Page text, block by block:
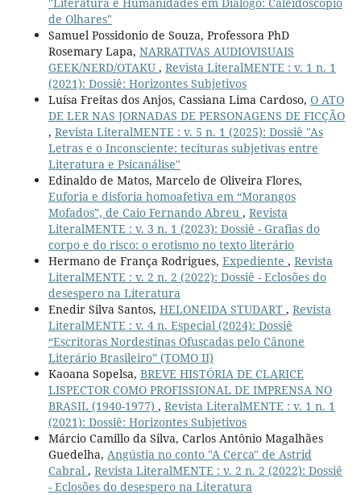
de Olhares"
Samuel Possidonio de Souza, Professora PhD
Rosemary Lapa, NARRATIVAS AUDIOVISUAIS
GEEK/NERD/OTAKU , Revista LiteralMENTE : v. 1 n. 1
(2021): Dossiê: Horizontes Subjetivos
Luísa Freitas dos Anjos, Cassiana Lima Cardoso, O ATO
DE LER NAS JORNADAS DE PERSONAGENS DE FICÇÃO
, Revista LiteralMENTE : v. 5 n. 1 (2025): Dossiê "As
Letras e o Inconsciente: tecituras subjetivas entre
Literatura e Psicanálise"
Edinaldo de Matos, Marcelo de Oliveira Flores,
Euforia e disforia homoafetiva em “Morangos
Mofados”, de Caio Fernando Abreu , Revista
LiteralMENTE : v. 3 n. 1 (2023): Dossiê - Grafias do
corpo e do risco: o erotismo no texto literário
Hermano de França Rodrigues, Expediente , Revista
LiteralMENTE : v. 2 n. 2 (2022): Dossiê - Eclosões do
desespero na Literatura
Enedir Silva Santos, HELONEIDA STUDART , Revista
LiteralMENTE : v. 4 n. Especial (2024): Dossiê
“Escritoras Nordestinas Ofuscadas pelo Cânone
Literário Brasileiro” (TOMO II)
Kaoana Sopelsa, BREVE HISTÓRIA DE CLARICE
LISPECTOR COMO PROFISSIONAL DE IMPRENSA NO
BRASIL (1940-1977) , Revista LiteralMENTE : v. 1 n. 1
(2021): Dossiê: Horizontes Subjetivos
Márcio Camillo da Silva, Carlos Antônio Magalhães
Guedelha, Angústia no conto "A Cerca" de Astrid
Cabral , Revista LiteralMENTE : v. 2 n. 2 (2022): Dossiê
- Eclosões do desespero na Literatura